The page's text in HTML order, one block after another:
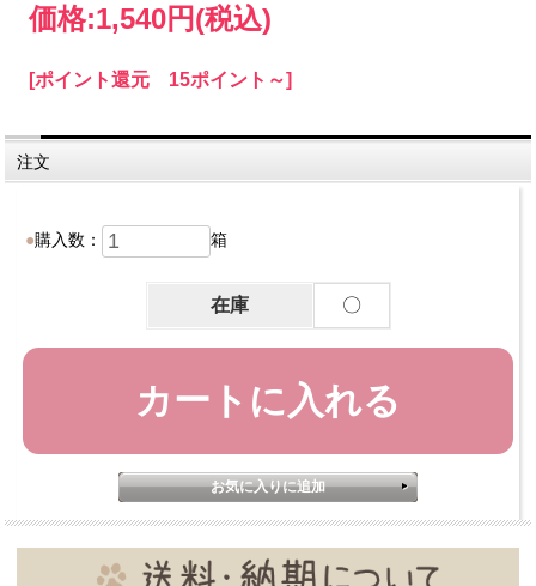
価格:1,540円(税込)
[ポイント還元 15ポイント～]
注文
購入数： 箱
在庫 〇